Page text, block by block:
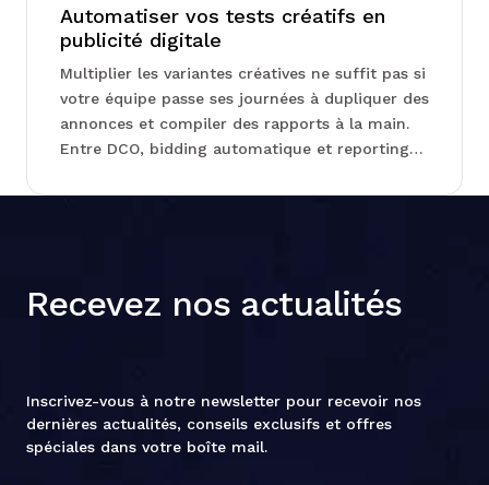
Automatiser vos tests créatifs en
publicité digitale
Multiplier les variantes créatives ne suffit pas si
votre équipe passe ses journées à dupliquer des
annonces et compiler des rapports à la main.
Entre DCO, bidding automatique et reporting
radicalement le rapport entre temps passé et
Recevez nos actualités
Inscrivez-vous à notre newsletter pour recevoir nos
dernières actualités, conseils exclusifs et offres
spéciales dans votre boîte mail.